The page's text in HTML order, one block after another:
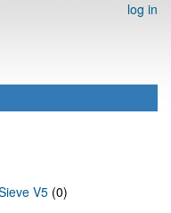
log in
V5 (0)